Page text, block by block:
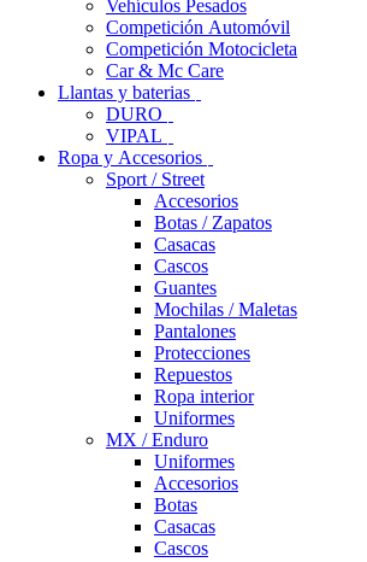
Vehículos Pesados
Competición Automóvil
Competición Motocicleta
Car & Mc Care
Llantas y baterias
DURO
VIPAL
Ropa y Accesorios
Sport / Street
Accesorios
Botas / Zapatos
Casacas
Cascos
Guantes
Mochilas / Maletas
Pantalones
Protecciones
Repuestos
Ropa interior
Uniformes
MX / Enduro
Uniformes
Accesorios
Botas
Casacas
Cascos